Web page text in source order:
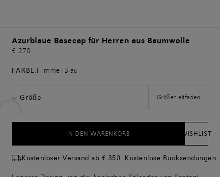
Azurblaue Basecap für Herren aus Baumwolle
€ 270
FARBE:Himmel Blau
Größe Größenleitfaden
IN DEN WARENKORB WISHLIST
Kostenloser Versand ab € 350. Kostenlose Rücksendungen